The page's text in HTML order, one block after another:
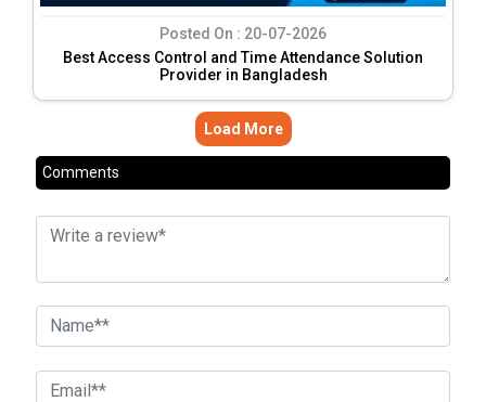
Posted On : 20-07-2026
Best Access Control and Time Attendance Solution
Provider in Bangladesh
Load More
Comments